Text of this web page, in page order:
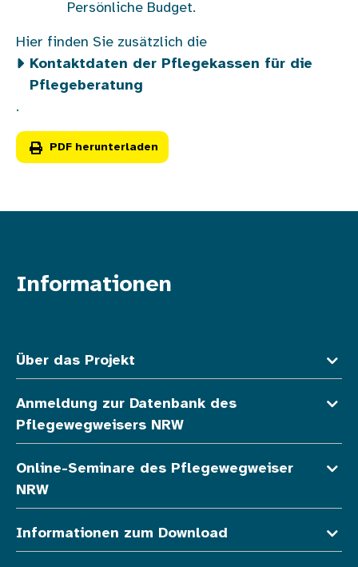
Persönliche Budget.
Hier finden Sie zusätzlich die
Kontaktdaten der Pflegekassen für die
Pflegeberatung
.
PDF herunterladen
Informationen
Über das Projekt
Anmeldung zur Datenbank des
Pflegewegweisers NRW
Online-Seminare des Pflegewegweiser
NRW
Informationen zum Download